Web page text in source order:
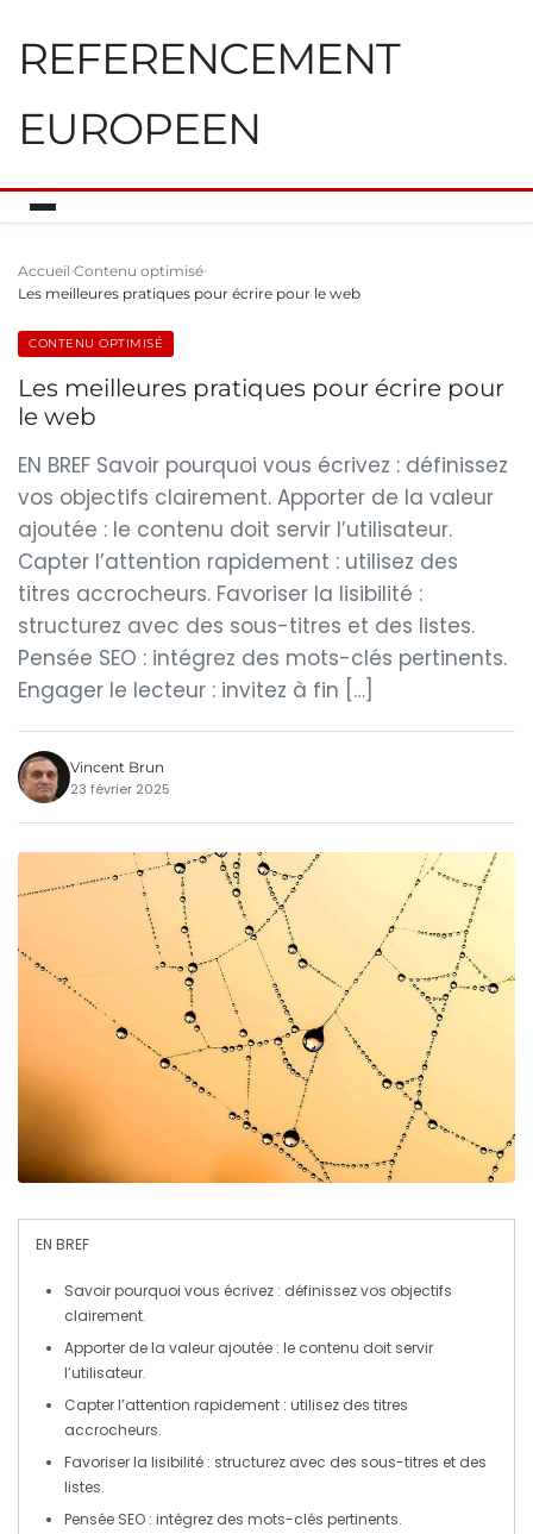
REFERENCEMENT
EUROPEEN
Accueil Contenu optimisé
Les meilleures pratiques pour écrire pour le web
CONTENU OPTIMISÉ
Les meilleures pratiques pour écrire pour
le web
EN BREF Savoir pourquoi vous écrivez : définissez
vos objectifs clairement. Apporter de la valeur
ajoutée : le contenu doit servir l’utilisateur.
Capter l’attention rapidement : utilisez des
titres accrocheurs. Favoriser la lisibilité :
structurez avec des sous-titres et des listes.
Pensée SEO : intégrez des mots-clés pertinents.
Engager le lecteur : invitez à fin […]
Vincent Brun
23 février 2025
EN BREF
Savoir pourquoi vous écrivez : définissez vos objectifs
clairement.
Apporter de la valeur ajoutée : le contenu doit servir
l’utilisateur.
Capter l’attention rapidement : utilisez des titres
accrocheurs.
Favoriser la lisibilité : structurez avec des sous-titres et des
listes.
Pensée SEO : intégrez des mots-clés pertinents.